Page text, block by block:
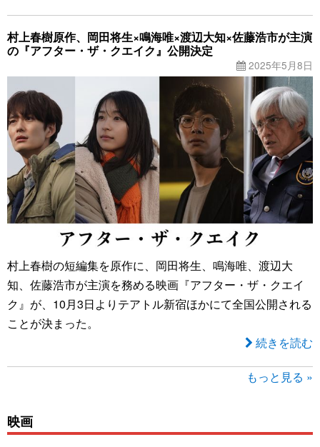
村上春樹原作、岡田将生×鳴海唯×渡辺大知×佐藤浩市が主演
の『アフター・ザ・クエイク』公開決定
2025年5月8日
村上春樹の短編集を原作に、岡田将生、鳴海唯、渡辺大
知、佐藤浩市が主演を務める映画『アフター・ザ・クエイ
ク』が、10月3日よりテアトル新宿ほかにて全国公開される
ことが決まった。
続きを読む
もっと見る »
映画